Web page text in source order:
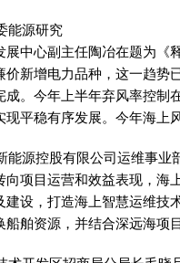
源研究
展中心副主任陶冶在题为《
价新增电力品种，这一趋势
成。今年上半年弃风率控制
现平稳有序发展。今年海上
控股有限公司运维事业部
向项目运营和效益表现，海
建设，打造海上智慧运维技
船舶资源，并结合深远海项